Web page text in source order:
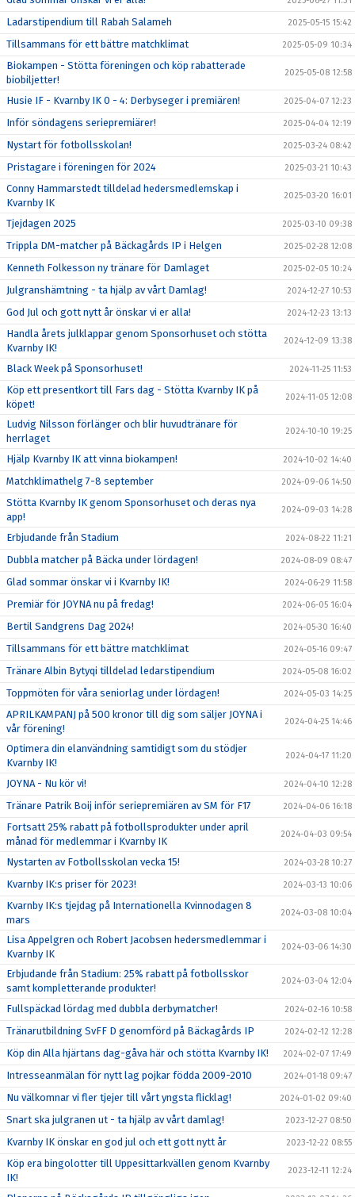
Ladarstipendium till Rabah Salameh 2025-05-15 15:42
Tillsammans för ett bättre matchklimat 2025-05-09 10:34
Biokampen - Stötta föreningen och köp rabatterade
biobiljetter!
2025-05-08 12:58
Husie IF - Kvarnby IK 0 - 4: Derbyseger i premiären! 2025-04-07 12:23
Inför söndagens seriepremiärer! 2025-04-04 12:19
Nystart för fotbollsskolan! 2025-03-24 08:42
Pristagare i föreningen för 2024 2025-03-21 10:43
Conny Hammarstedt tilldelad hedersmedlemskap i
Kvarnby IK
2025-03-20 16:01
Tjejdagen 2025 2025-03-10 09:38
Trippla DM-matcher på Bäckagårds IP i Helgen 2025-02-28 12:08
Kenneth Folkesson ny tränare för Damlaget 2025-02-05 10:24
Julgranshämtning - ta hjälp av vårt Damlag! 2024-12-27 10:53
God Jul och gott nytt år önskar vi er alla! 2024-12-23 13:13
Handla årets julklappar genom Sponsorhuset och stötta
Kvarnby IK!
2024-12-09 13:38
Black Week på Sponsorhuset! 2024-11-25 11:53
Köp ett presentkort till Fars dag - Stötta Kvarnby IK på
köpet!
2024-11-05 12:08
Ludvig Nilsson förlänger och blir huvudtränare för
herrlaget
2024-10-10 19:25
Hjälp Kvarnby IK att vinna biokampen! 2024-10-02 14:40
Matchklimathelg 7-8 september 2024-09-06 14:50
Stötta Kvarnby IK genom Sponsorhuset och deras nya
app!
2024-09-03 14:28
Erbjudande från Stadium 2024-08-22 11:21
Dubbla matcher på Bäcka under lördagen! 2024-08-09 08:47
Glad sommar önskar vi i Kvarnby IK! 2024-06-29 11:58
Premiär för JOYNA nu på fredag! 2024-06-05 16:04
Bertil Sandgrens Dag 2024! 2024-05-30 16:40
Tillsammans för ett bättre matchklimat 2024-05-16 09:47
Tränare Albin Bytyqi tilldelad ledarstipendium 2024-05-08 16:02
Toppmöten för våra seniorlag under lördagen! 2024-05-03 14:25
APRILKAMPANJ på 500 kronor till dig som säljer JOYNA i
vår förening!
2024-04-25 14:46
Optimera din elanvändning samtidigt som du stödjer
Kvarnby IK!
2024-04-17 11:20
JOYNA - Nu kör vi! 2024-04-10 12:28
Tränare Patrik Boij inför seriepremiären av SM för F17 2024-04-06 16:18
Fortsatt 25% rabatt på fotbollsprodukter under april
månad för medlemmar i Kvarnby IK
2024-04-03 09:54
Nystarten av Fotbollsskolan vecka 15! 2024-03-28 10:27
Kvarnby IK:s priser för 2023! 2024-03-13 10:06
Kvarnby IK:s tjejdag på Internationella Kvinnodagen 8
mars
2024-03-08 10:04
Lisa Appelgren och Robert Jacobsen hedersmedlemmar i
Kvarnby IK
2024-03-06 14:30
Erbjudande från Stadium: 25% rabatt på fotbollsskor
samt kompletterande produkter!
2024-03-04 12:04
Fullspäckad lördag med dubbla derbymatcher! 2024-02-16 10:58
Tränarutbildning SvFF D genomförd på Bäckagårds IP 2024-02-12 12:28
Köp din Alla hjärtans dag-gåva här och stötta Kvarnby IK! 2024-02-07 17:49
Intresseanmälan för nytt lag pojkar födda 2009-2010 2024-01-18 09:47
Nu välkomnar vi fler tjejer till vårt yngsta flicklag! 2024-01-02 09:40
Snart ska julgranen ut - ta hjälp av vårt damlag! 2023-12-27 08:50
Kvarnby IK önskar en god jul och ett gott nytt år 2023-12-22 08:55
Köp era bingolotter till Uppesittarkvällen genom Kvarnby
IK!
2023-12-11 12:24